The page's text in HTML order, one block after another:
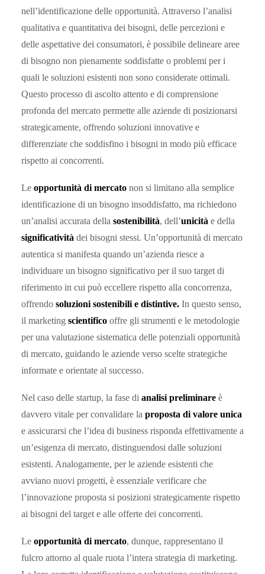
nell’identificazione delle opportunità. Attraverso l’analisi
qualitativa e quantitativa dei bisogni, delle percezioni e
delle aspettative dei consumatori, è possibile delineare aree
di bisogno non pienamente soddisfatte o problemi per i
quali le soluzioni esistenti non sono considerate ottimali.
Questo processo di ascolto attento e di comprensione
profonda del mercato permette alle aziende di posizionarsi
strategicamente, offrendo soluzioni innovative e
differenziate che soddisfino i bisogni in modo più efficace
rispetto ai concorrenti.
Le opportunità di mercato non si limitano alla semplice
identificazione di un bisogno insoddisfatto, ma richiedono
un’analisi accurata della sostenibilità, dell’unicità e della
significatività dei bisogni stessi. Un’opportunità di mercato
autentica si manifesta quando un’azienda riesce a
individuare un bisogno significativo per il suo target di
riferimento in cui può eccellere rispetto alla concorrenza,
offrendo soluzioni sostenibili e distintive. In questo senso,
il marketing scientifico offre gli strumenti e le metodologie
per una valutazione sistematica delle potenziali opportunità
di mercato, guidando le aziende verso scelte strategiche
informate e orientate al successo.
Nel caso delle startup, la fase di analisi preliminare è
davvero vitale per convalidare la proposta di valore unica
e assicurarsi che l’idea di business risponda effettivamente a
un’esigenza di mercato, distinguendosi dalle soluzioni
esistenti. Analogamente, per le aziende esistenti che
avviano nuovi progetti, è essenziale verificare che
l’innovazione proposta si posizioni strategicamente rispetto
ai bisogni del target e alle offerte dei concorrenti.
Le opportunità di mercato, dunque, rappresentano il
fulcro attorno al quale ruota l’intera strategia di marketing.